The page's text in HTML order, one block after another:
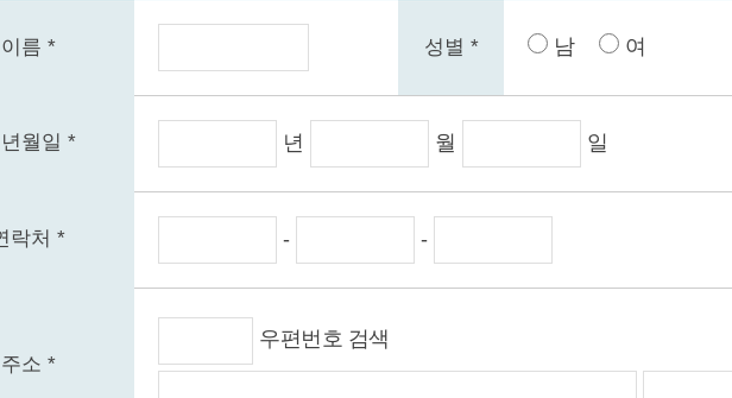
이름 * 성별 * 남 여
월일 * 년 월 일
락처 * - -
주소 *
우편번호 검색